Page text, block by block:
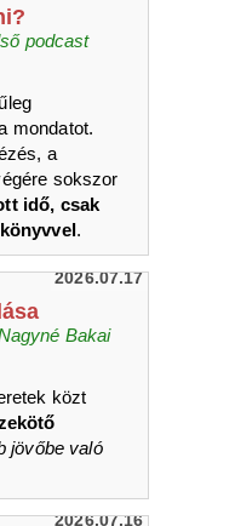
podcast
mondatot.
a
sokszor
idő, csak
.
2026.07.17
Bakai
közt
jövőbe való
2026.07.16